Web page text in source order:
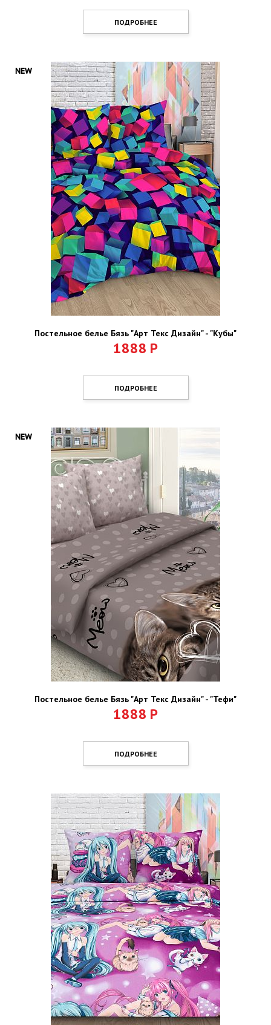
ПОДРОБНЕЕ
Постельное белье Бязь "Арт Текс Дизайн" - "Кубы"
1888 Р
ПОДРОБНЕЕ
Постельное белье Бязь "Арт Текс Дизайн" - "Тефи"
1888 Р
ПОДРОБНЕЕ